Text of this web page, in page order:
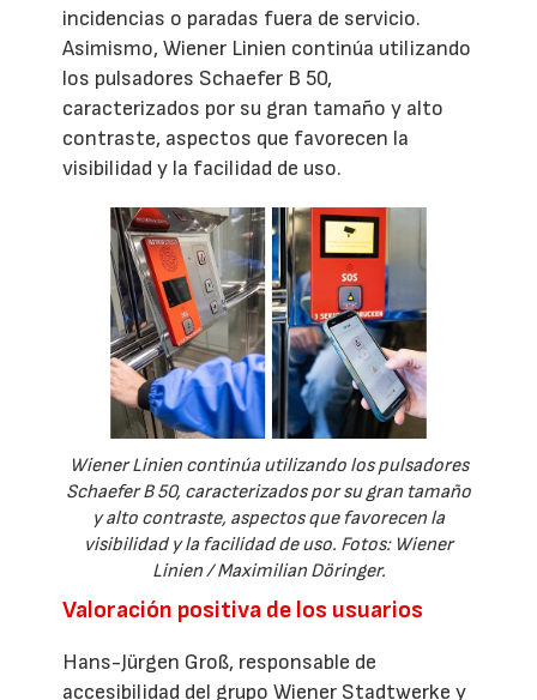
incidencias o paradas fuera de servicio.
Asimismo, Wiener Linien continúa utilizando
los pulsadores Schaefer B 50,
caracterizados por su gran tamaño y alto
contraste, aspectos que favorecen la
visibilidad y la facilidad de uso.
Wiener Linien continúa utilizando los pulsadores
Schaefer B 50, caracterizados por su gran tamaño
y alto contraste, aspectos que favorecen la
visibilidad y la facilidad de uso. Fotos: Wiener
Linien / Maximilian Döringer.
Valoración positiva de los usuarios
Hans-Jürgen Groß, responsable de
accesibilidad del grupo Wiener Stadtwerke y